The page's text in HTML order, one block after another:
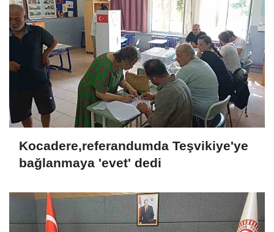
Kocadere,referandumda Teşvikiye'ye
bağlanmaya 'evet' dedi